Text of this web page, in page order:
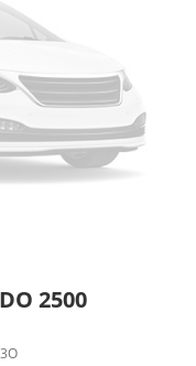
2500